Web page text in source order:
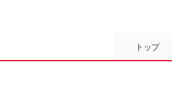
トップ